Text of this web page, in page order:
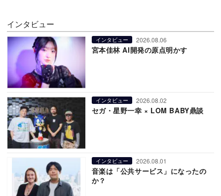
インタビュー
インタビュー 2026.08.06
宮本佳林 AI開発の原点明かす
インタビュー 2026.08.02
セガ・星野一幸 × LOM BABY鼎談
インタビュー 2026.08.01
音楽は「公共サービス」になったの
か？